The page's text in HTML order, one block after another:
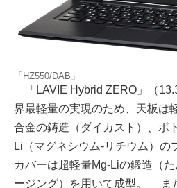
「HZ550/DAB」
「LAVIE Hybrid ZERO」（
界最軽量の実現のため、天板は
合金の鋳造（ダイカスト）、ボ
Li（マグネシウム-リチウム）の
カバーは超軽量Mg-Liの鍛造（
ージング）を用いて成型。 ま